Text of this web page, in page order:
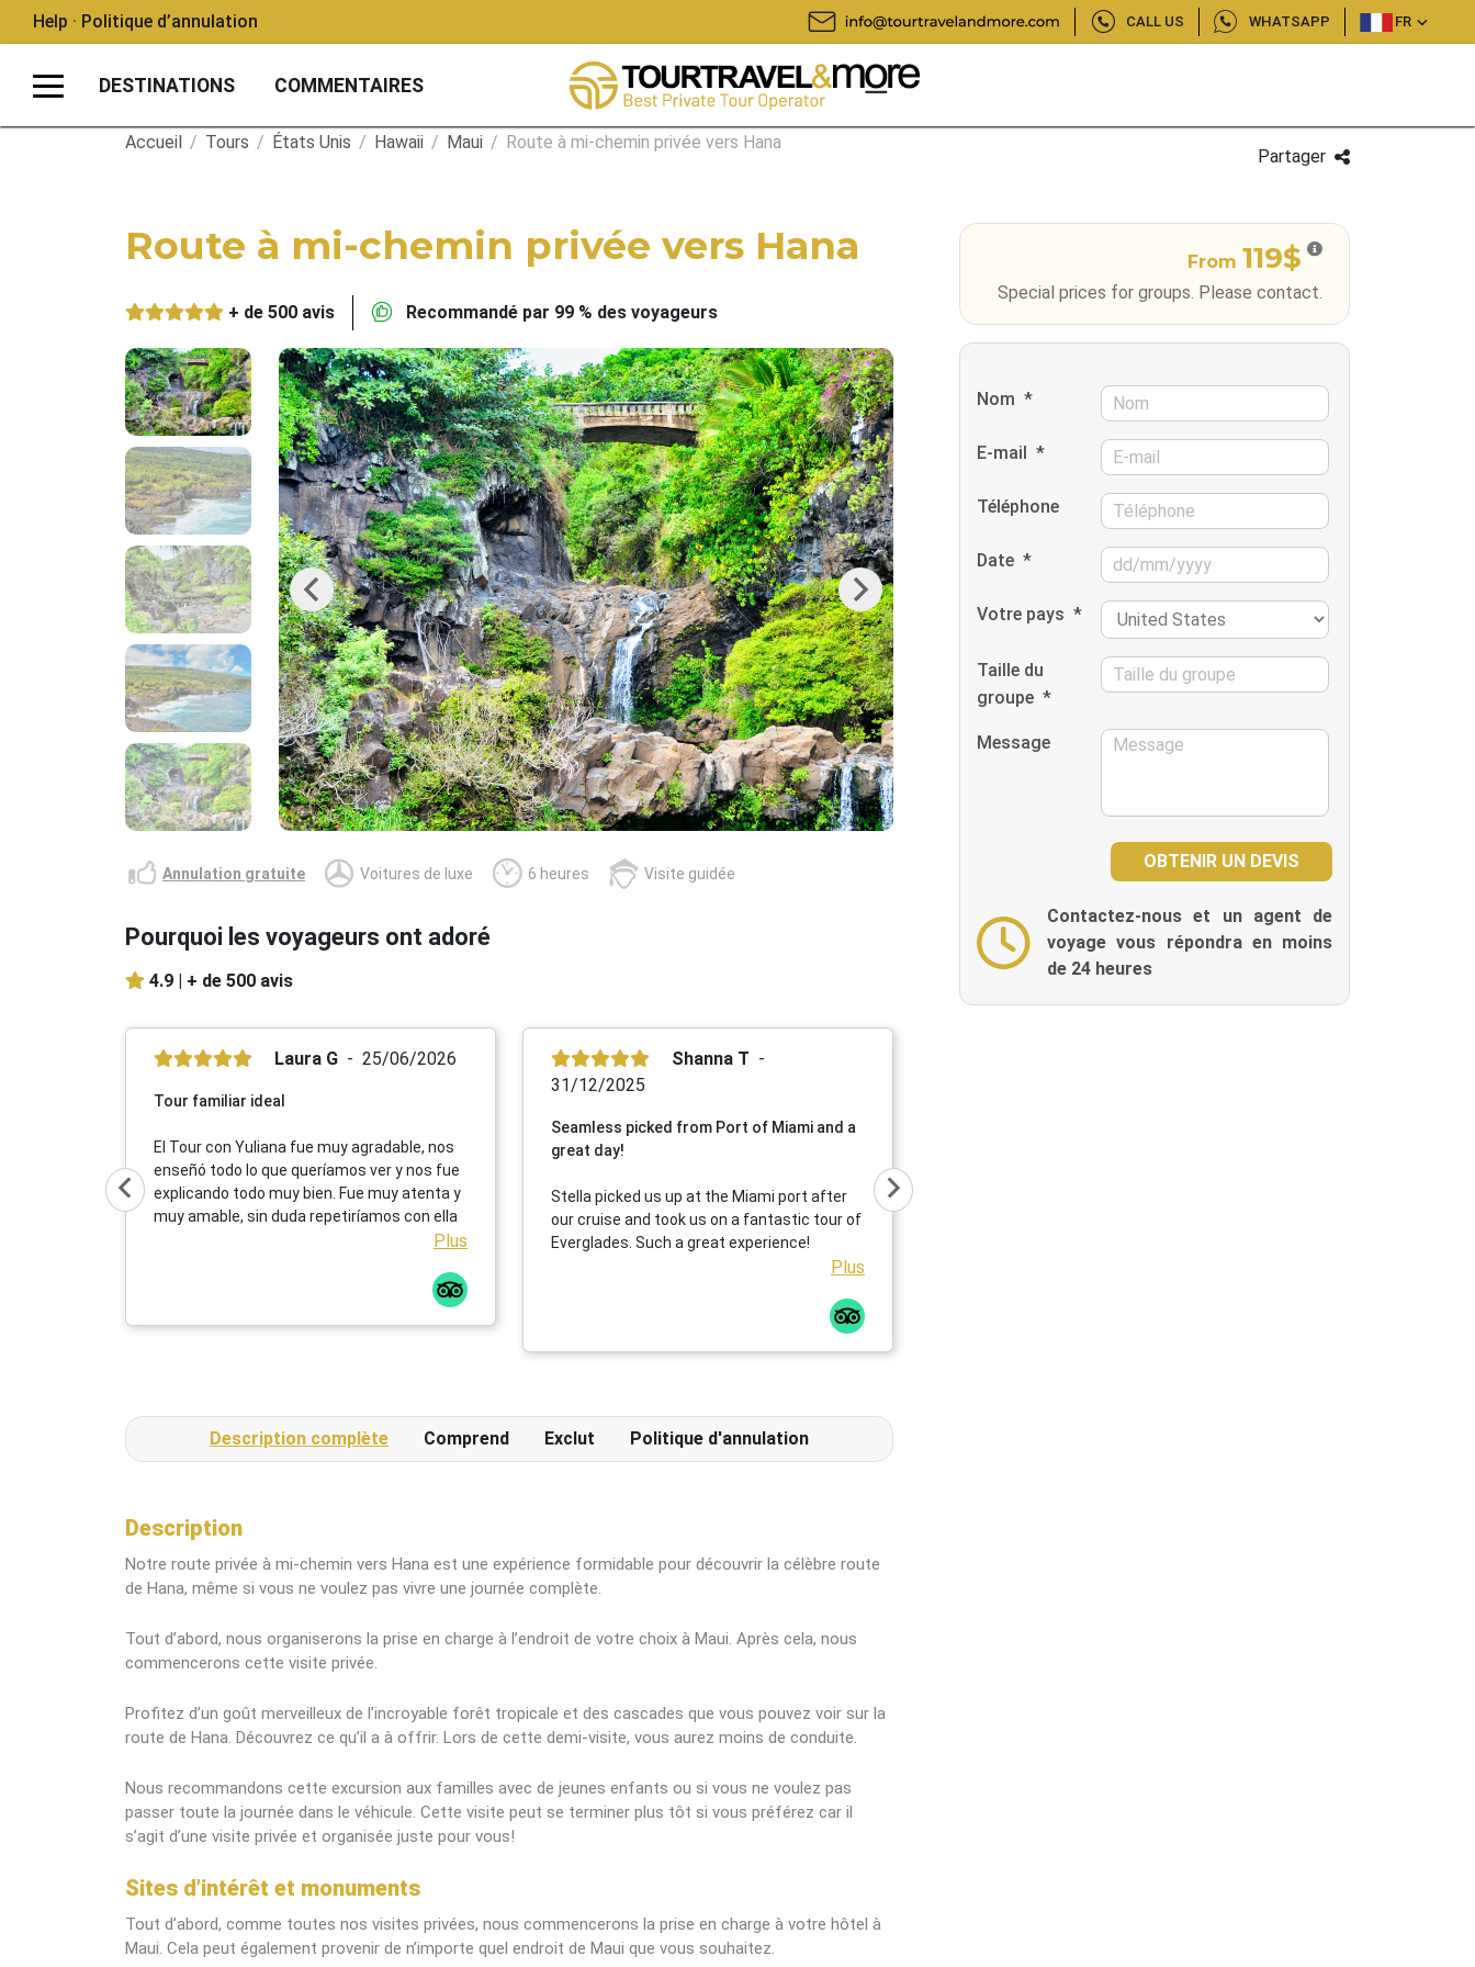
Help · Politique d’annulation CALL US WHATSAPP FR
DESTINATIONS COMMENTAIRES
Accueil / Tours / États Unis / Hawaii / Maui / Route à mi-chemin privée vers Hana
Partager
Route à mi-chemin privée vers Hana
+ de 500 avis Recommandé par 99 % des voyageurs
Previous Next
Annulation gratuite Voitures de luxe 6 heures Visite guidée
Pourquoi les voyageurs ont adoré
4.9 | + de 500 avis
Laura G 25/06/2026
Tour familiar ideal
El Tour con Yuliana fue muy agradable, nos
enseñó todo lo que queríamos ver y nos fue
explicando todo muy bien. Fue muy atenta y
muy amable, sin duda repetiríamos con ella
Plus
Shanna T
31/12/2025
Seamless picked from Port of Miami and a
great day!
Stella picked us up at the Miami port after
our cruise and took us on a fantastic tour of
Everglades. Such a great experience!
Plus
Description complète Comprend Exclut Politique d'annulation
Description
Notre route privée à mi-chemin vers Hana est une expérience formidable pour découvrir la célèbre route
de Hana, même si vous ne voulez pas vivre une journée complète.
Tout d’abord, nous organiserons la prise en charge à l’endroit de votre choix à Maui. Après cela, nous
commencerons cette visite privée.
Profitez d’un goût merveilleux de l’incroyable forêt tropicale et des cascades que vous pouvez voir sur la
route de Hana. Découvrez ce qu’il a à offrir. Lors de cette demi-visite, vous aurez moins de conduite.
Nous recommandons cette excursion aux familles avec de jeunes enfants ou si vous ne voulez pas
passer toute la journée dans le véhicule. Cette visite peut se terminer plus tôt si vous préférez car il
s’agit d’une visite privée et organisée juste pour vous!
Sites d’intérêt et monuments
Tout d’abord, comme toutes nos visites privées, nous commencerons la prise en charge à votre hôtel à
Maui. Cela peut également provenir de n’importe quel endroit de Maui que vous souhaitez.
From 119$
Special prices for groups. Please contact.
Nom *
E-mail *
Téléphone
Date *
Votre pays *
Taille du
groupe *
Message
Contactez-nous et un agent de
voyage vous répondra en moins
de 24 heures